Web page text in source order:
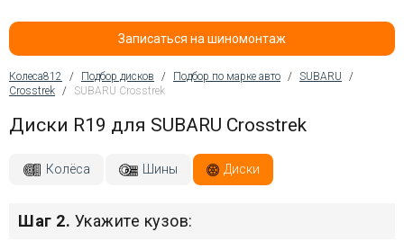
Автосервис
Покупателям
Записаться на шиномонтаж
Вы здесь
Колеса812 / Подбор дисков / Подбор по марке авто / SUBARU
/
Crosstrek / SUBARU Crosstrek
Диски R19 для SUBARU Crosstrek
Колёса Шины Диски
Шаг 2. Укажите кузов: